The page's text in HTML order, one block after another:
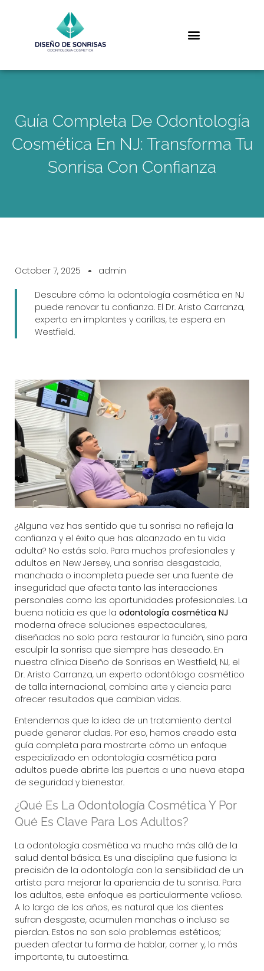
Guía Completa De Odontología
Cosmética En NJ: Transforma Tu
Sonrisa Con Confianza
October 7, 2025 admin
Descubre cómo la odontología cosmética en NJ
puede renovar tu confianza. El Dr. Aristo Carranza,
experto en implantes y carillas, te espera en
Westfield.
¿Alguna vez has sentido que tu sonrisa no refleja la
confianza y el éxito que has alcanzado en tu vida
adulta? No estás solo. Para muchos profesionales y
adultos en New Jersey, una sonrisa desgastada,
manchada o incompleta puede ser una fuente de
inseguridad que afecta tanto las interacciones
personales como las oportunidades profesionales. La
buena noticia es que la odontología cosmética NJ
moderna ofrece soluciones espectaculares,
diseñadas no solo para restaurar la función, sino para
esculpir la sonrisa que siempre has deseado. En
nuestra clínica Diseño de Sonrisas en Westfield, NJ, el
Dr. Aristo Carranza, un experto odontólogo cosmético
de talla internacional, combina arte y ciencia para
ofrecer resultados que cambian vidas.
Entendemos que la idea de un tratamiento dental
puede generar dudas. Por eso, hemos creado esta
guía completa para mostrarte cómo un enfoque
especializado en odontología cosmética para
adultos puede abrirte las puertas a una nueva etapa
de seguridad y bienestar.
¿Qué Es La Odontología Cosmética Y Por
Qué Es Clave Para Los Adultos?
La odontología cosmética va mucho más allá de la
salud dental básica. Es una disciplina que fusiona la
precisión de la odontología con la sensibilidad de un
artista para mejorar la apariencia de tu sonrisa. Para
los adultos, este enfoque es particularmente valioso.
A lo largo de los años, es natural que los dientes
sufran desgaste, acumulen manchas o incluso se
pierdan. Estos no son solo problemas estéticos;
pueden afectar tu forma de hablar, comer y, lo más
importante, tu autoestima.